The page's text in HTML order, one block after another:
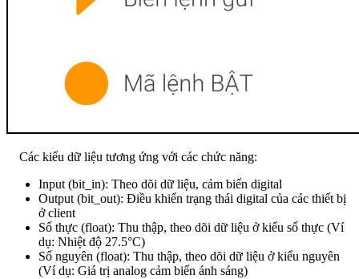
Các kiểu dữ liệu tương ứng với các chức năng:
Input (bit_in): Theo dõi dữ liệu, cảm biến digital
Output (bit_out): Điều khiển trạng thái digital của các thiết bị
ở client
Số thực (float): Thu thập, theo dõi dữ liệu ở kiểu số thực (Ví
dụ: Nhiệt độ 27.5°C)
Số nguyên (float): Thu thập, theo dõi dữ liệu ở kiểu nguyên
(Ví dụ: Giá trị analog cảm biến ánh sáng)